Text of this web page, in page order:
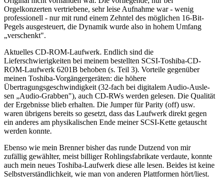
Orgelkonzerten vertriebene, sehr leise Aufnahme war - wenig
professionell - nur mit rund einem Zehntel des möglichen 16-Bit-
Pegels ausgesteuert, die Dynamik wurde also in hohem Umfang
„verschenkt".
Aktuelles CD-ROM-Laufwerk. Endlich sind die
Lieferschwierigkeiten bei meinem bestellten SCSI-Toshiba-CD-
ROM-Laufwerk 6201B behoben (s. Teil 3). Vorteile gegenüber
meinen Toshiba-Vorgängergeräten: die höhere
Übertragungsgeschwindigkeit (32-fach bei digitalem Audio-Ausle-
sen „Audio-Grabben"), auch CD-RWs werden gelesen. Die Qualität
der Ergebnisse blieb erhalten. Die Jumper für Parity (off) usw.
waren übrigens bereits so gesetzt, dass das Laufwerk direkt gegen
ein anderes am physikalischen Ende meiner SCSI-Kette getauscht
werden konnte.
Ebenso wie mein Brenner bisher das runde Dutzend von mir
zufällig gewählter, meist billiger Rohlingsfabrikate verdaute, konnte
auch mein neues Toshiba-Laufwerk diese alle lesen. Beides ist keine
Selbstverständlichkeit, wie man von anderen Plattformen hört/liest.